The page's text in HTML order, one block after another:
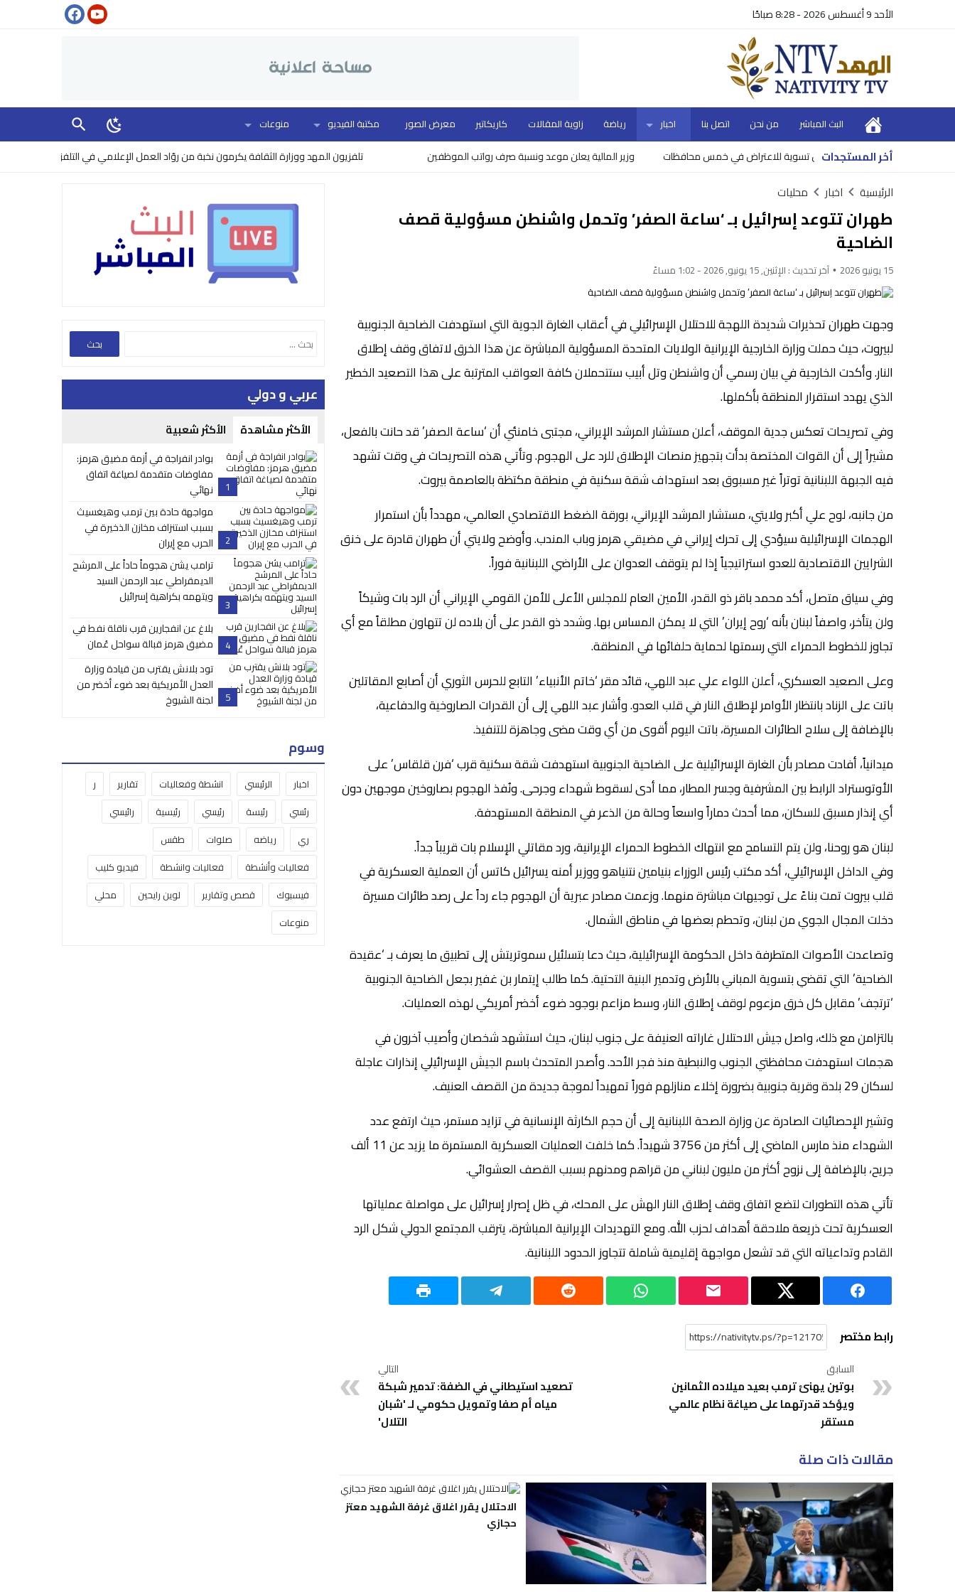
الأحد 9 أغسطس 2026 - 8:28 صباحًا
البث المباشر من نحن اتصل بنا اخبار رياضة زاوية المقالات كاريكاتير معرض الصور مكتبة الفيديو منوعات
أخر المستجدات تلفزيون المهد ووزارة الثقافة يكرمون نخبة من روّاد العمل الإعلامي في التلفزيون تسوية للاعتراض في خمس محافظات وزير المالية يعلن موعد ونسبة صرف رواتب الموظفين
الرئيسية اخبار محليات
طهران تتوعد إسرائيل بـ ‘ساعة الصفر’ وتحمل واشنطن مسؤولية قصف
الضاحية
15 يونيو 2026 آخر تحديث : الإثنين, 15 يونيو, 2026 - 1:02 مساءً
وجهت طهران تحذيرات شديدة اللهجة للاحتلال الإسرائيلي في أعقاب الغارة الجوية التي استهدفت الضاحية الجنوبية
لبيروت، حيث حملت وزارة الخارجية الإيرانية الولايات المتحدة المسؤولية المباشرة عن هذا الخرق لاتفاق وقف إطلاق
النار. وأكدت الخارجية في بيان رسمي أن واشنطن وتل أبيب ستتحملان كافة العواقب المترتبة على هذا التصعيد الخطير
الذي يهدد استقرار المنطقة بأكملها.
وفي تصريحات تعكس جدية الموقف، أعلن مستشار المرشد الإيراني، مجتبى خامنئي أن ‘ساعة الصفر’ قد حانت بالفعل،
مشيراً إلى أن القوات المختصة بدأت بتجهيز منصات الإطلاق للرد على الهجوم. وتأتي هذه التصريحات في وقت تشهد
فيه الجبهة اللبنانية توتراً غير مسبوق بعد استهداف شقة سكنية في منطقة مكتظة بالعاصمة بيروت.
من جانبه، لوح علي أكبر ولايتي، مستشار المرشد الإيراني، بورقة الضغط الاقتصادي العالمي، مهدداً بأن استمرار
الهجمات الإسرائيلية سيؤدي إلى تحرك إيراني في مضيقي هرمز وباب المندب. وأوضح ولايتي أن طهران قادرة على خنق
الشرايين الاقتصادية للعدو استراتيجياً إذا لم يتوقف العدوان على الأراضي اللبنانية فوراً.
وفي سياق متصل، أكد محمد باقر ذو القدر، الأمين العام للمجلس الأعلى للأمن القومي الإيراني أن الرد بات وشيكاً
ولن يتأخر، واصفاً لبنان بأنه ‘روح إيران’ التي لا يمكن المساس بها. وشدد ذو القدر على أن بلاده لن تتهاون مطلقاً مع أي
تجاوز للخطوط الحمراء التي رسمتها لحماية حلفائها في المنطقة.
وعلى الصعيد العسكري، أعلن اللواء علي عبد اللهي، قائد مقر ‘خاتم الأنبياء’ التابع للحرس الثوري أن أصابع المقاتلين
باتت على الزناد بانتظار الأوامر لإطلاق النار في قلب العدو. وأشار عبد اللهي إلى أن القدرات الصاروخية والدفاعية،
بالإضافة إلى سلاح الطائرات المسيرة، باتت اليوم أقوى من أي وقت مضى وجاهزة للتنفيذ.
ميدانياً، أفادت مصادر بأن الغارة الإسرائيلية على الضاحية الجنوبية استهدفت شقة سكنية قرب ‘فرن قلقاس’ على
الأوتوستراد الرابط بين المشرفية وجسر المطار، مما أدى لسقوط شهداء وجرحى. ونُفذ الهجوم بصاروخين موجهين دون
أي إنذار مسبق للسكان، مما أحدث دماراً واسعاً وحالة من الذعر في المنطقة المستهدفة.
لبنان هو روحنا، ولن يتم التسامح مع انتهاك الخطوط الحمراء الإيرانية، ورد مقاتلي الإسلام بات قريباً جداً.
وفي الداخل الإسرائيلي، أكد مكتب رئيس الوزراء بنيامين نتنياهو ووزير أمنه يسرائيل كاتس أن العملية العسكرية في
قلب بيروت تمت بناءً على توجيهات مباشرة منهما. وزعمت مصادر عبرية أن الهجوم جاء رداً على رصد طائرات مسيرة
دخلت المجال الجوي من لبنان، وتحطم بعضها في مناطق الشمال.
وتصاعدت الأصوات المتطرفة داخل الحكومة الإسرائيلية، حيث دعا بتسلئيل سموتريتش إلى تطبيق ما يعرف بـ ‘عقيدة
الضاحية’ التي تقضي بتسوية المباني بالأرض وتدمير البنية التحتية. كما طالب إيتمار بن غفير بجعل الضاحية الجنوبية
‘ترتجف’ مقابل كل خرق مزعوم لوقف إطلاق النار، وسط مزاعم بوجود ضوء أخضر أمريكي لهذه العمليات.
بالتزامن مع ذلك، واصل جيش الاحتلال غاراته العنيفة على جنوب لبنان، حيث استشهد شخصان وأصيب آخرون في
هجمات استهدفت محافظتي الجنوب والنبطية منذ فجر الأحد. وأصدر المتحدث باسم الجيش الإسرائيلي إنذارات عاجلة
لسكان 29 بلدة وقرية جنوبية بضرورة إخلاء منازلهم فوراً تمهيداً لموجة جديدة من القصف العنيف.
وتشير الإحصائيات الصادرة عن وزارة الصحة اللبنانية إلى أن حجم الكارثة الإنسانية في تزايد مستمر، حيث ارتفع عدد
الشهداء منذ مارس الماضي إلى أكثر من 3756 شهيداً. كما خلفت العمليات العسكرية المستمرة ما يزيد عن 11 ألف
جريح، بالإضافة إلى نزوح أكثر من مليون لبناني من قراهم ومدنهم بسبب القصف العشوائي.
تأتي هذه التطورات لتضع اتفاق وقف إطلاق النار الهش على المحك، في ظل إصرار إسرائيل على مواصلة عملياتها
العسكرية تحت ذريعة ملاحقة أهداف لحزب الله. ومع التهديدات الإيرانية المباشرة، يترقب المجتمع الدولي شكل الرد
القادم وتداعياته التي قد تشعل مواجهة إقليمية شاملة تتجاوز الحدود اللبنانية.
رابط مختصر
السابق
بوتين يهنئ ترمب بعيد ميلاده الثمانين
ويؤكد قدرتهما على صياغة نظام عالمي
مستقر
التالي
تصعيد استيطاني في الضفة: تدمير شبكة
مياه أم صفا وتمويل حكومي لـ 'شبان
التلال'
مقالات ذات صلة
الاحتلال يقرر اغلاق غرفة الشهيد معتز
حجازي
عربي و دولي
الأكثر مشاهدة الأكثر شعبية
1
بوادر انفراجة في أزمة مضيق هرمز:
مفاوضات متقدمة لصياغة اتفاق
نهائي
2
مواجهة حادة بين ترمب وهيغسيث
بسبب استنزاف مخازن الذخيرة في
الحرب مع إيران
3
ترامب يشن هجوماً حاداً على المرشح
الديمقراطي عبد الرحمن السيد
ويتهمه بكراهية إسرائيل
4
بلاغ عن انفجارين قرب ناقلة نفط في
مضيق هرمز قبالة سواحل عُمان
5
تود بلانش يقترب من قيادة وزارة
العدل الأمريكية بعد ضوء أخضر من
لجنة الشيوخ
وسوم
اخبار الرئيسي انشطة وفعاليات تقارير
ر
رئسي
رئيسة رئيسي رئيسية
رائيسي
ري
رياضه صلوات
طقس
فعاليات وأنشطة
فعاليات وانشطة
فيديو كليب
فيسبوك
قصص وتقارير لوين رايحين
محلي
منوعات